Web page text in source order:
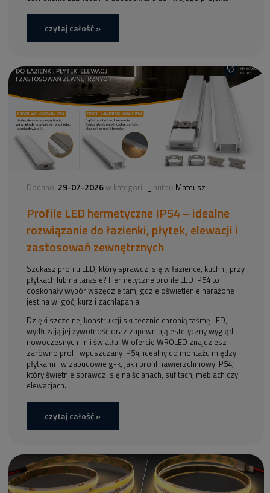
czytaj całość »
Dodano: 29-07-2026 w kategorii: - autor: Mateusz
Profile LED hermetyczne IP54 – idealne
rozwiązanie do łazienki, płytek, elewacji i
zastosowań zewnętrznych
Szukasz profilu LED, który sprawdzi się w łazience, kuchni, przy
płytkach lub na tarasie? Hermetyczne profile LED IP54 to
doskonały wybór wszędzie tam, gdzie oświetlenie narażone
jest na wilgoć, kurz i zachlapania.
Dzięki szczelnej konstrukcji skutecznie chronią taśmę LED,
wydłużają jej żywotność oraz zapewniają estetyczny wygląd
nowoczesnych linii światła. W ofercie WROLED znajdziesz
zarówno profil wpuszczany IP54, idealny do montażu między
płytkami i w zabudowie g-k, jak i profil nawierzchniowy IP54,
który świetnie sprawdzi się na ścianach, sufitach, meblach czy
elewacjach.
czytaj całość »